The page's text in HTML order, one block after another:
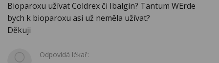
Bioparoxu užívat Coldrex či Ibalgin? Tantum WErde
bych k bioparoxu asi už neměla užívat?
Děkuji
Odpovídá lékař: